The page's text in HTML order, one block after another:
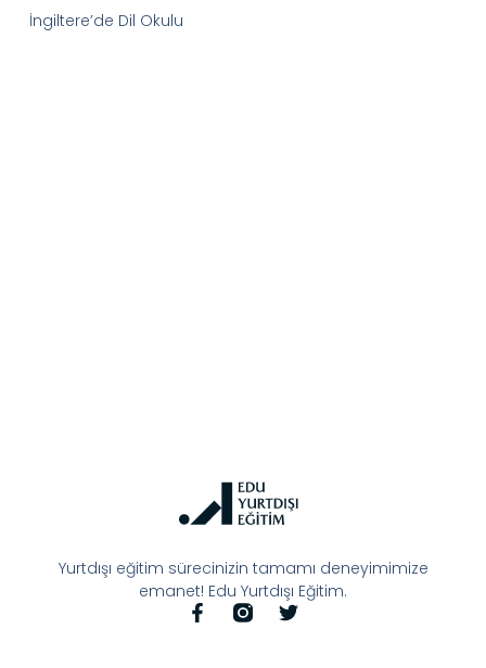
Yurtdışı eğitim sürecinizin tamamı deneyimimize
emanet! Edu Yurtdışı Eğitim.
İngiltere’de Dil Okulu